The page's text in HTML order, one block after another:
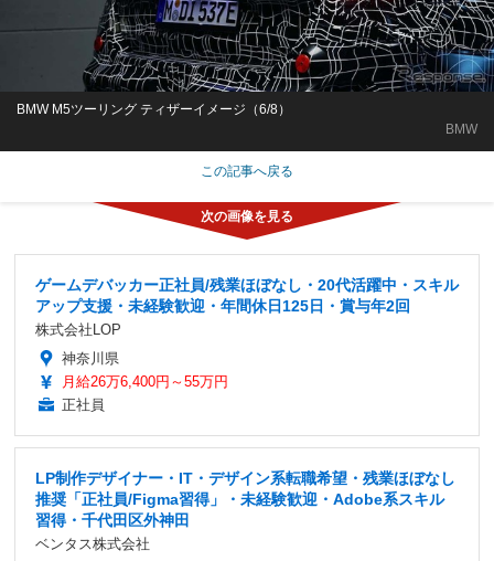
BMW
BMW M5ツーリング ティザーイメージ（6/8）
この記事へ戻る
ゲームデバッカー正社員/残業ほぼなし・20代活躍中・スキル
アップ支援・未経験歓迎・年間休日125日・賞与年2回
株式会社LOP
神奈川県
月給26万6,400円～55万円
正社員
LP制作デザイナー・IT・デザイン系転職希望・残業ほぼなし
推奨「正社員/Figma習得」・未経験歓迎・Adobe系スキル
習得・千代田区外神田
ベンタス株式会社